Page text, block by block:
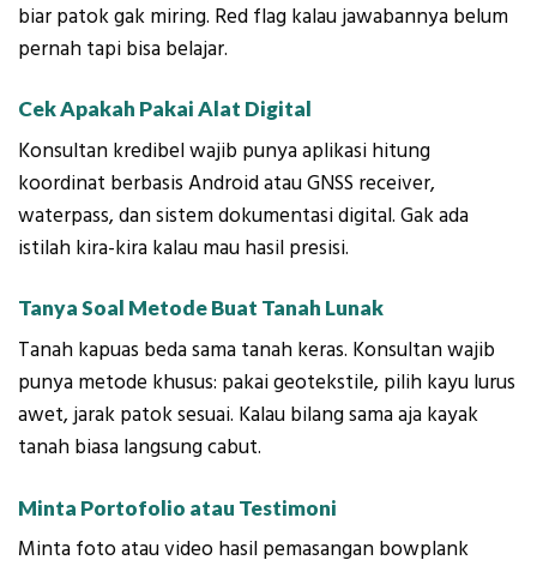
biar patok gak miring. Red flag kalau jawabannya belum
pernah tapi bisa belajar.
Cek Apakah Pakai Alat Digital
Konsultan kredibel wajib punya aplikasi hitung
koordinat berbasis Android atau GNSS receiver,
waterpass, dan sistem dokumentasi digital. Gak ada
istilah kira-kira kalau mau hasil presisi.
Tanya Soal Metode Buat Tanah Lunak
Tanah kapuas beda sama tanah keras. Konsultan wajib
punya metode khusus: pakai geotekstile, pilih kayu lurus
awet, jarak patok sesuai. Kalau bilang sama aja kayak
tanah biasa langsung cabut.
Minta Portofolio atau Testimoni
Minta foto atau video hasil pemasangan bowplank